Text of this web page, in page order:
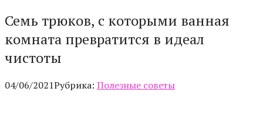
Семь трюков, с которыми ванная
комната превратится в идеал
чистоты
04/06/2021Рубрика: Полезные советы